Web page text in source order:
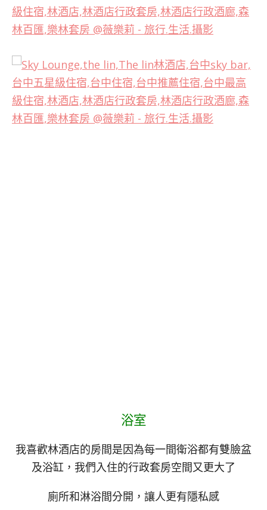
浴室
我喜歡林酒店的房間是因為每一間衛浴都有雙臉盆
及浴缸，我們入住的行政套房空間又更大了
廁所和淋浴間分開，讓人更有隱私感